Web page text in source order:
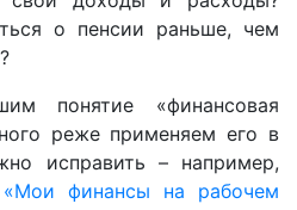
о пенсии раньше, чем
понятие «финансовая
реже применяем его в
исправить – например,
«Мои финансы на рабочем